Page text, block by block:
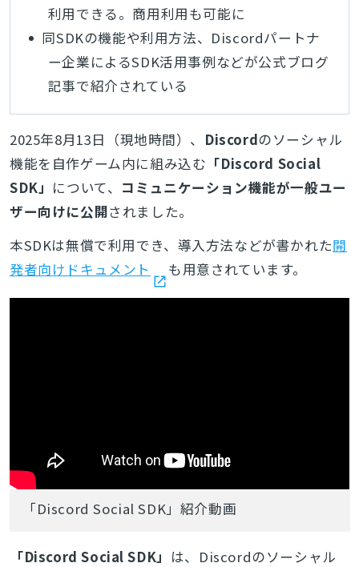
利用できる。商用利用も可能に
同SDKの機能や利用方法、Discordパートナ
ー企業によるSDK活用事例などが公式ブログ
記事で紹介されている
2025年8月13日（現地時間）、 Discordのソーシャル
機能を自作ゲーム内に組み込む 「Discord Social
SDK」 について、 コミュニケーション機能が一般ユー
ザー向けに公開されました。
本SDKは無償で利用でき、導入方法などが書かれた開
発者向けドキュメント
も用意されています。
「Discord Social SDK」紹介動画
「Discord Social SDK」 は、Discordのソーシャル